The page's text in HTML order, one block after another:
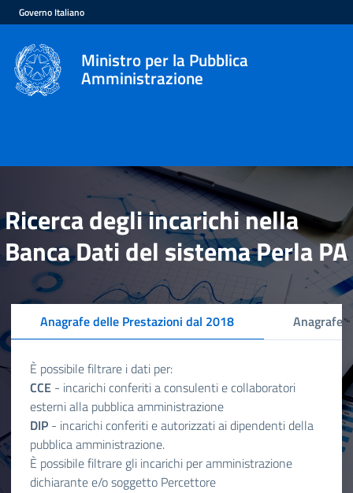
Governo Italiano
Ministro per la Pubblica
Amministrazione
Ricerca degli incarichi nella
Banca Dati del sistema Perla PA
Anagrafe delle Prestazioni dal 2018 Anagrafe
È possibile filtrare i dati per:
CCE - incarichi conferiti a consulenti e collaboratori
esterni alla pubblica amministrazione
DIP - incarichi conferiti e autorizzati ai dipendenti della
pubblica amministrazione.
È possibile filtrare gli incarichi per amministrazione
dichiarante e/o soggetto Percettore